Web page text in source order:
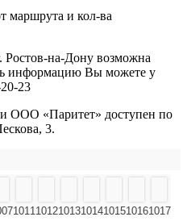
маршрута и кол-ва
Ростов-на-Дону возможна
информацию Вы можете у
23
ООО «Паритет» доступен по
3.
1011101210131014101510161017